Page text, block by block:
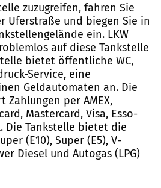
zuzugreifen, fahren Sie
Uferstraße und biegen Sie in
ein. LKW
auf diese Tankstelle
bietet öffentliche WC,
Service, eine
Geldautomaten an. Die
Zahlungen per AMEX,
Mastercard, Visa, Esso-
Die Tankstelle bietet die
(E10), Super (E5), V-
Diesel und Autogas (LPG)